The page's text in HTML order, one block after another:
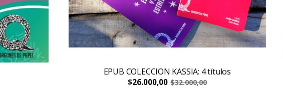
EPUB COLECCION KASSIA: 4 títulos
$26.000,00 $32.000,00